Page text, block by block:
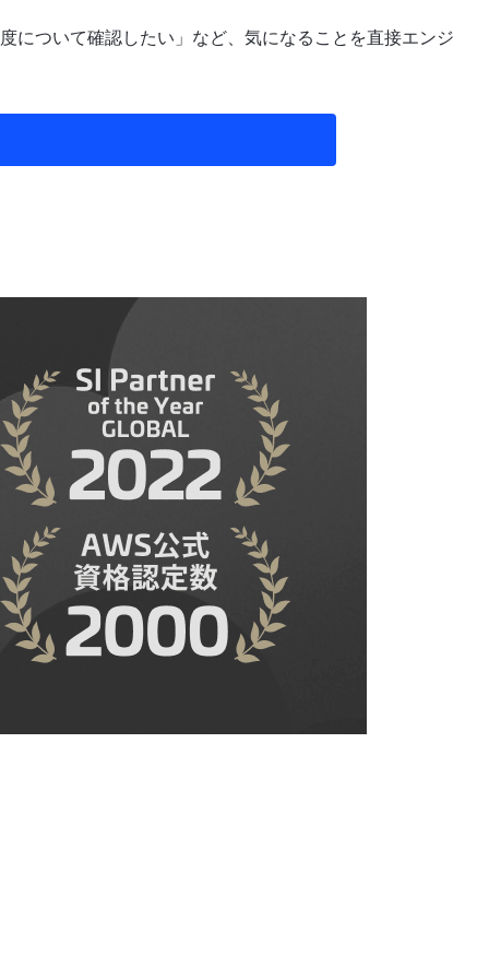
について確認したい」など、気になることを直接エンジ